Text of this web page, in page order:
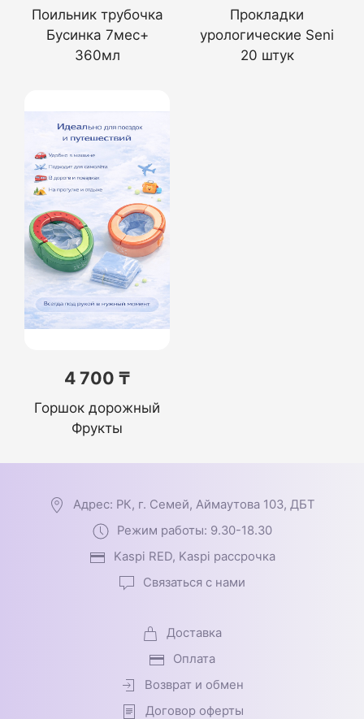
Поильник трубочка
Бусинка 7мес+
360мл
Прокладки
урологические Seni
20 штук
4 700 ₸
Горшок дорожный
Фрукты
Адрес: РК, г. Семей, Аймаутова 103, ДБТ
Режим работы: 9.30-18.30
Kaspi RED, Kaspi рассрочка
Связаться с нами
Доставка
Оплата
Возврат и обмен
Договор оферты